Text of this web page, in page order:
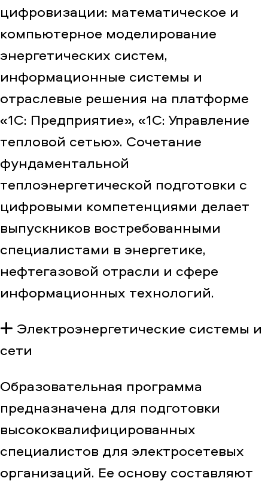
цифровизации: математическое и
компьютерное моделирование
энергетических систем,
информационные системы и
отраслевые решения на платформе
«1С: Предприятие», «1С: Управление
тепловой сетью». Сочетание
фундаментальной
теплоэнергетической подготовки с
цифровыми компетенциями делает
выпускников востребованными
специалистами в энергетике,
нефтегазовой отрасли и сфере
информационных технологий.
Электроэнергетические системы и
сети
Образовательная программа
предназначена для подготовки
высококвалифицированных
специалистов для электросетевых
организаций. Ее основу составляют